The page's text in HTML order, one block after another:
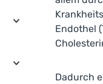
Endothel
Dadurch